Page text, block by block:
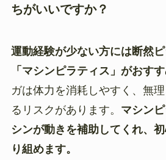
ちがいいですか？
運動経験が少ない方には断然
「マシンピラティス」がおす
ガは体力を消耗しやすく、無
るリスクがあります。 マシン
シンが動きを補助してくれ、
り組めます。